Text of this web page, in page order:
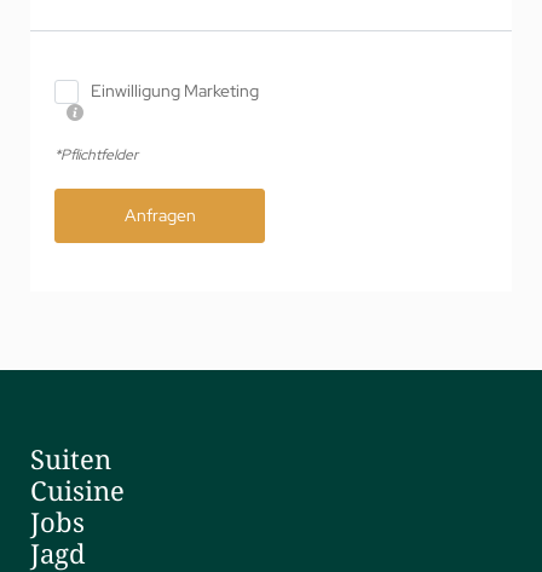
Einwilligung Marketing
*Pflichtfelder
Anfragen
Suiten
Cuisine
Jobs
Jagd